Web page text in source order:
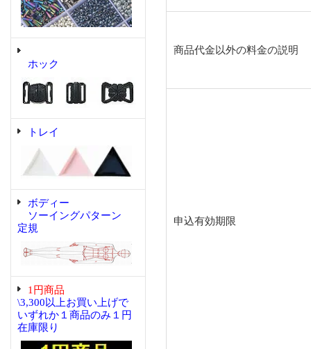
ホック
トレイ
ボディー
ソーイングパターン
定規
1円商品
\3,300以上お買い上げで
いずれか１商品のみ１円
在庫限り
商品代金以外の料金の説明
申込有効期限